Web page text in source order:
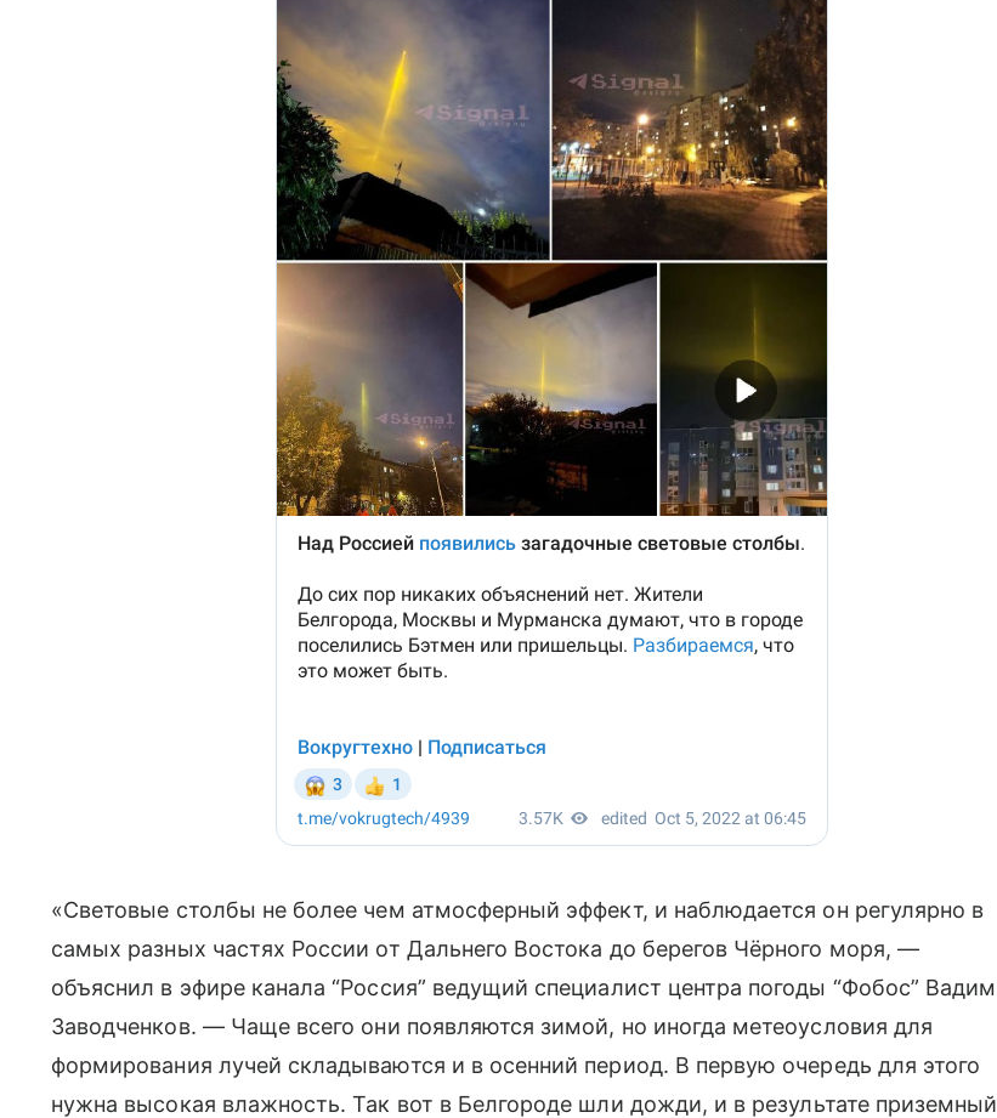
«Световые столбы не более чем атмосферный эффект, и наблюдается он регулярно в
самых разных частях России от Дальнего Востока до берегов Чёрного моря, —
объяснил в эфире канала “Россия” ведущий специалист центра погоды “Фобос” Вадим
Заводченков. — Чаще всего они появляются зимой, но иногда метеоусловия для
формирования лучей складываются и в осенний период. В первую очередь для этого
нужна высокая влажность. Так вот в Белгороде шли дожди, и в результате приземный